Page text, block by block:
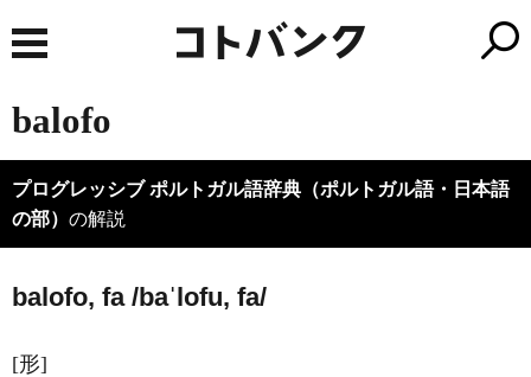
balofo
プログレッシブ ポルトガル語辞典（ポルトガル語・日本語
の部） の解説
balofo, fa /baˈlofu, fa/
[形]